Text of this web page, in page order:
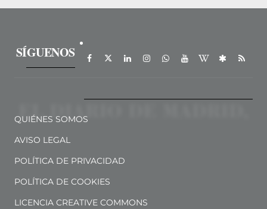
SÍGUENOS
QUIÉNES SOMOS
AVISO LEGAL
POLÍTICA DE PRIVACIDAD
POLÍTICA DE COOKIES
LICENCIA CREATIVE COMMONS